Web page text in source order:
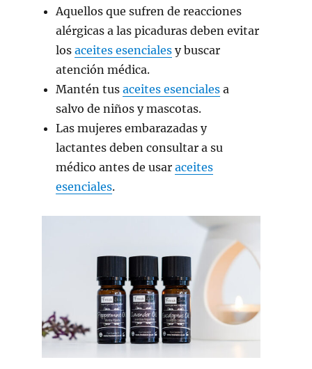
Aquellos que sufren de reacciones
alérgicas a las picaduras deben evitar
los aceites esenciales y buscar
atención médica.
Mantén tus aceites esenciales a
salvo de niños y mascotas.
Las mujeres embarazadas y
lactantes deben consultar a su
médico antes de usar aceites
esenciales.